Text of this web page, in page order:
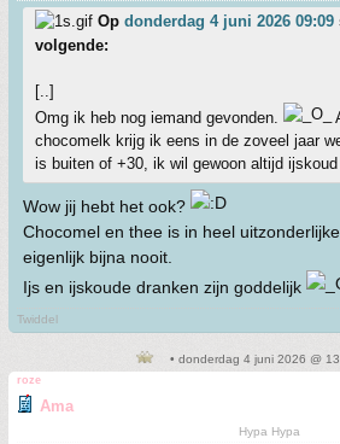
Op donderdag 4 juni 2026 09:09
volgende:
[..]
Omg ik heb nog iemand gevonden.
chocomelk krijg ik eens in de zoveel jaar
is buiten of +30, ik wil gewoon altijd ijskoud
Wow jij hebt het ook?
Chocomel en thee is in heel
eigenlijk bijna nooit.
Ijs en ijskoude dranken zijn goddelijk
Twiddel
• donderdag 4 juni 2026 @
roze
Ama
Hypa Hypa